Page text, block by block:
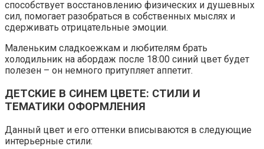
способствует восстановлению физических и душевных
сил, помогает разобраться в собственных мыслях и
сдерживать отрицательные эмоции.
Маленьким сладкоежкам и любителям брать
холодильник на абордаж после 18:00 синий цвет будет
полезен – он немного притупляет аппетит.
ДЕТСКИЕ В СИНЕМ ЦВЕТЕ: СТИЛИ И
ТЕМАТИКИ ОФОРМЛЕНИЯ
Данный цвет и его оттенки вписываются в следующие
интерьерные стили: